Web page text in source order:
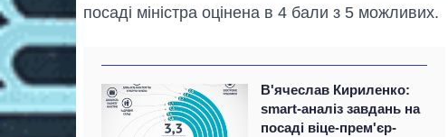
посаді міністра оцінена в 4 бали з 5 можливих.
В'ячеслав Кириленко:
smart-аналіз завдань на
посаді віце-прем'єр-